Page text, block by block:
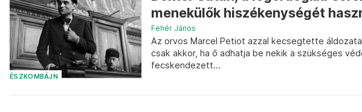
ÉSZKOMBÁJN
menekülők hiszékenységét
Fehér János
Az orvos Marcel Petiot azzal kecsegtette
csak akkor, ha ő adhatja be nekik a szükséges
fecskendezett...